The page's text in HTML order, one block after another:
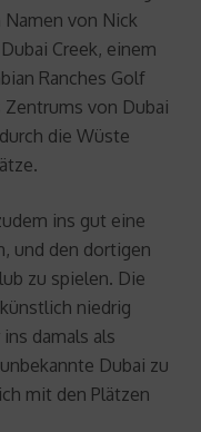
Namen von Nick
Creek, einem
Ranches Golf
Zentrums von Dubai
die Wüste
ins gut eine
und den dortigen
zu spielen. Die
niedrig
damals als
Dubai zu
mit den Plätzen